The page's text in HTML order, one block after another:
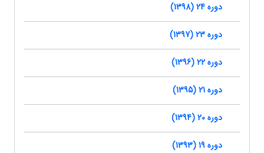
دوره 24 (1398)
دوره 23 (1397)
دوره 22 (1396)
دوره 21 (1395)
دوره 20 (1394)
دوره 19 (1393)